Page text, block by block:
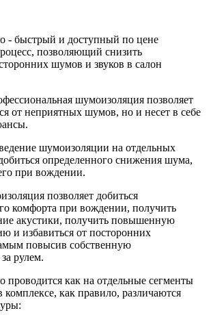
- быстрый и доступный по цене
позволяющий снизить
шумов и звуков в салон
шумоизоляция позволяет
от неприятных шумов, но и несет в себе
шумоизоляции на отдельных
определенного снижения шума,
при вождении.
позволяет добиться
комфорта при вождении, получить
акустики, получить повышенную
и избавиться от посторонних
повысив собственную
рулем.
проводится как на отдельные сегменты
комплексе, как правило, различаются